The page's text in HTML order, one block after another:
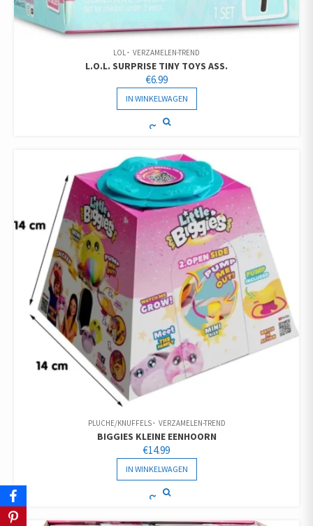
LOL VERZAMELEN-TREND
L.O.L. SURPRISE TINY TOYS ASS.
€6.99
IN WINKELWAGEN
PLUCHE/KNUFFELS VERZAMELEN-TREND
BIGGIES KLEINE EENHOORN
€14.99
IN WINKELWAGEN